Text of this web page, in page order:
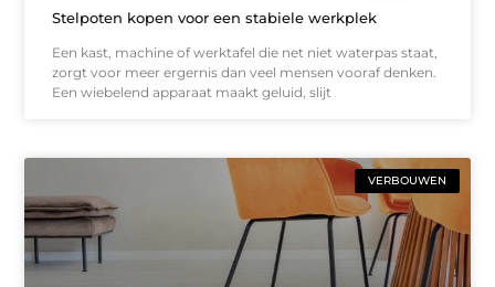
Stelpoten kopen voor een stabiele werkplek
Een kast, machine of werktafel die net niet waterpas staat,
zorgt voor meer ergernis dan veel mensen vooraf denken.
Een wiebelend apparaat maakt geluid, slijt
VERBOUWEN